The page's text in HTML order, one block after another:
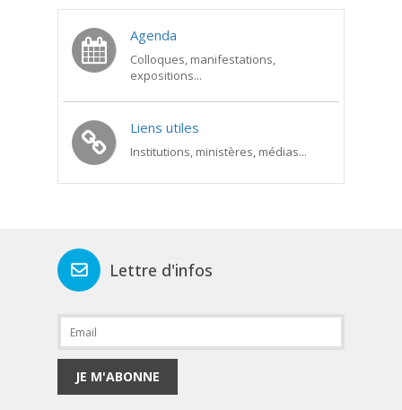
Agenda
Colloques, manifestations,
expositions...
Liens utiles
Institutions, ministères, médias...
Lettre d'infos
JE M'ABONNE